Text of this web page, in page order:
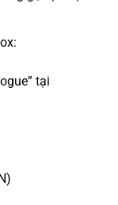
:
” tại